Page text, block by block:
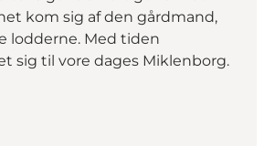
kom sig af den gårdmand,
lodderne. Med tiden
sig til vore dages Miklenborg.